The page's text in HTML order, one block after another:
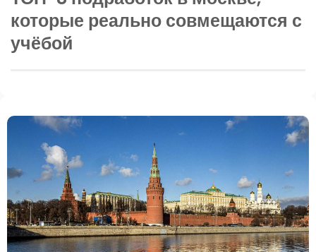
которые реально совмещаются с
учёбой